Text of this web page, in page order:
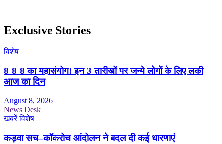
Exclusive Stories
विशेष
8-8-8 का महासंयोग! इन 3 तारीखों पर जन्मे लोगों के लिए लकी
आज का दिन
August 8, 2026
News Desk
खबरें विशेष
कड़वा सच–कॉकरोच आंदोलन ने बदल दी कई धारणाएं